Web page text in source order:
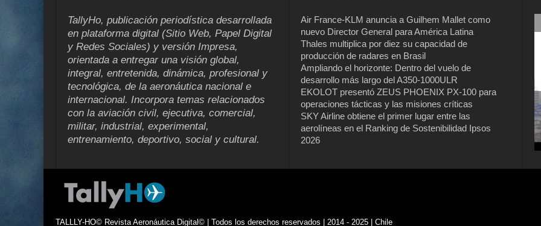
TallyHo, publicación periodística desarrollada
en plataforma digital (Sitio Web, Papel Digital
y Redes Sociales) y versión Impresa,
orientada a entregar una visión global,
integral, entretenida, dinámica, profesional y
tecnológica, de la aeronáutica nacional e
internacional. Incorpora temas relacionados
con la aviación civil, ejecutiva, comercial,
militar, industrial, experimental,
entrenamiento, deportivo, social y cultural.
Air France-KLM anuncia a Guilhem Mallet como
nuevo Director General para América Latina
Thales multiplica por diez su capacidad de
producción de radares en Brasil
Ampliando el horizonte: Dentro del vuelo de
desarrollo más largo del A350-1000ULR
EKOLOT presentó ZEUS PHOENIX PX-100 para
operaciones tácticas y las misiones críticas
SKY Airline obtiene el primer lugar entre las
aerolíneas en el Ranking de Sostenibilidad Ipsos
2026
Air France-KLM anuncia a Guilhem
Mallet como nuevo Director General
para América Latina
TALLLY-HO© Revista Aeronáutica Digital© | Todos los derechos reservados | 2014 - 2025 | Chile